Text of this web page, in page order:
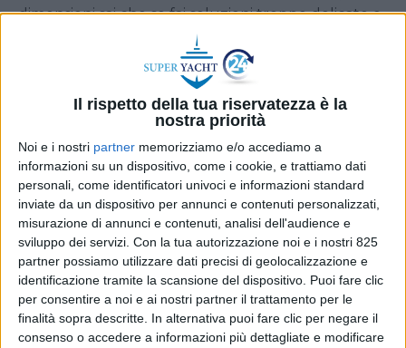
Il rispetto della tua riservatezza è la
nostra priorità
Noi e i nostri partner memorizziamo e/o accediamo a
informazioni su un dispositivo, come i cookie, e trattiamo dati
personali, come identificatori univoci e informazioni standard
inviate da un dispositivo per annunci e contenuti personalizzati,
misurazione di annunci e contenuti, analisi dell'audience e
sviluppo dei servizi. Con la tua autorizzazione noi e i nostri 825
partner possiamo utilizzare dati precisi di geolocalizzazione e
identificazione tramite la scansione del dispositivo. Puoi fare clic
per consentire a noi e ai nostri partner il trattamento per le
finalità sopra descritte. In alternativa puoi fare clic per negare il
consenso o accedere a informazioni più dettagliate e modificare
dimensioni sai che se fai soluzioni troppo delicate o
custom ti condizionano: non hai materiale
Come avete definito la lunghezza finale dello
“Siamo partiti da un’ipotesi molto più grande dei 43
metri attuali, ma conoscendo bene l’armatore che
veniva da un 36 metri ho cercato di ‘proteggerlo’
suggerendogli di arrivare al massimo a 40 metri.
Passare a 50 metri avrebbe significato perdere
sensibilità al timone e performance. Poi alcuni
elementi di layout e living hanno riportato la barca
un po’ più in su come misure. Il tema dei tender è
stato centrale: volevamo due tender, entrambi
non visibili e non in coperta, per evitare limitazioni